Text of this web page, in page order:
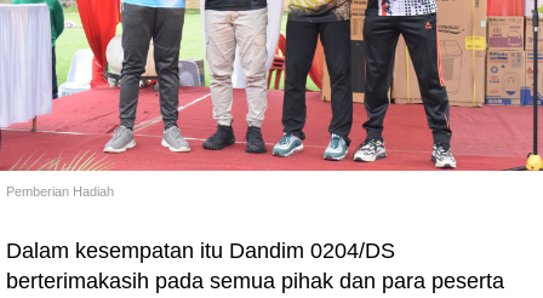
Pemberian Hadiah
Dalam kesempatan itu Dandim 0204/DS
berterimakasih pada semua pihak dan para peserta